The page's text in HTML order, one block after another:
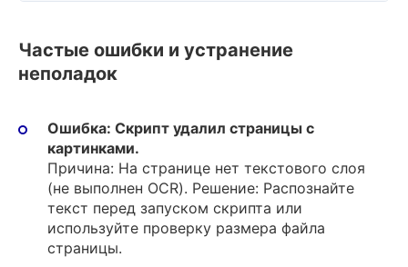
Частые ошибки и устранение
неполадок
Ошибка: Скрипт удалил страницы с
картинками.
Причина: На странице нет текстового слоя
(не выполнен OCR). Решение: Распознайте
текст перед запуском скрипта или
используйте проверку размера файла
страницы.